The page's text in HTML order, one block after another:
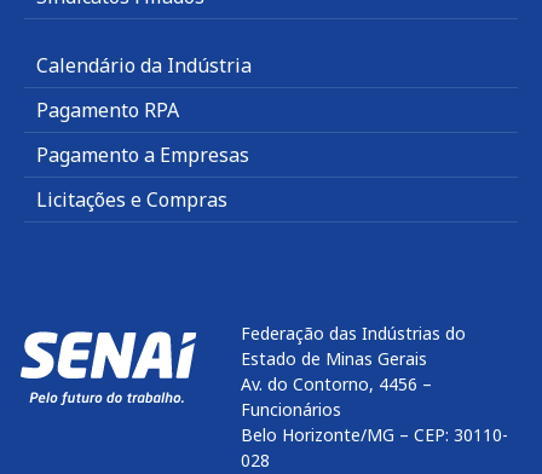
Calendário da Indústria
Pagamento RPA
Pagamento a Empresas
Licitações e Compras
Federação das Indústrias do
Estado de Minas Gerais
Av. do Contorno, 4456 –
Funcionários
Belo Horizonte/MG – CEP: 30110-
028